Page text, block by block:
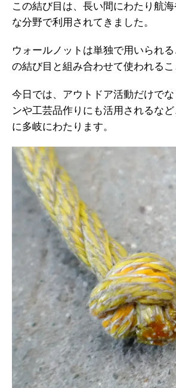
この結び目は、長い間にわたり航
な分野で利用されてきました。
ウォールノットは単独で用いられ
の結び目と組み合わせて使われるこ
今日では、アウトドア活動だけで
ンや工芸品作りにも活用されるな
に多岐にわたります。